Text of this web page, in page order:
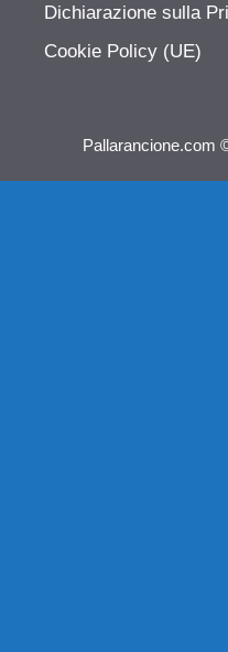
Dichiarazione sulla
Cookie Policy (UE)
Pallarancione.com